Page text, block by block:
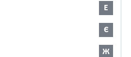
Е
Є
Ж